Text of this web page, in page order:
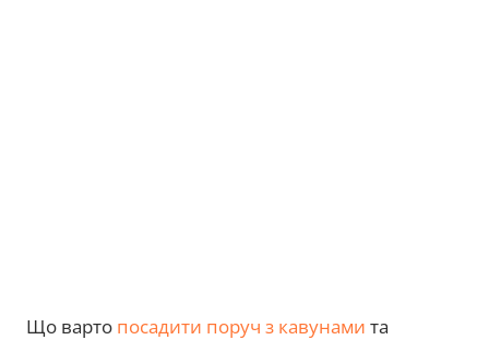
Що варто посадити поруч з кавунами та